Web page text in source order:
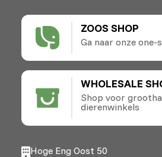
ZOOS SHOP
Ga naar onze
WHOLESALE
Shop voor
dierenwinkels
Hoge Eng Oost 50